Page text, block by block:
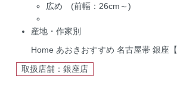
広め (前幅：26cm～)
産地・作家別
Home あおきおすすめ 名古屋帯 銀座
取扱店舗：銀座店